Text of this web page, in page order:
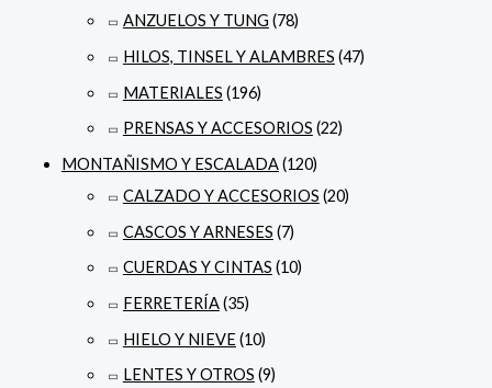
ANZUELOS Y TUNG (78)
HILOS, TINSEL Y ALAMBRES (47)
MATERIALES (196)
PRENSAS Y ACCESORIOS (22)
MONTAÑISMO Y ESCALADA(120)
CALZADO Y ACCESORIOS (20)
CASCOS Y ARNESES (7)
CUERDAS Y CINTAS (10)
FERRETERÍA(35)
HIELO Y NIEVE(10)
LENTES Y OTROS (9)